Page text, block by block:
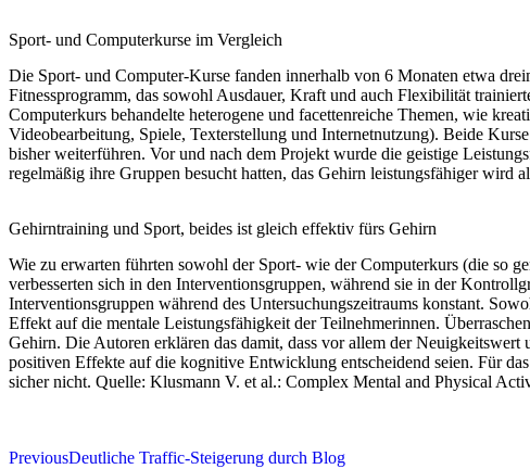
Sport- und Computerkurse im Vergleich
Die Sport- und Computer-Kurse fanden innerhalb von 6 Monaten etwa
Fitnessprogramm, das sowohl Ausdauer, Kraft und auch Flexibilität
Computerkurs behandelte heterogene und facettenreiche Themen, wie
Videobearbeitung, Spiele, Texterstellung und Internetnutzung). Beide
bisher weiterführen. Vor und nach dem Projekt wurde die geistige
regelmäßig ihre Gruppen besucht hatten, das Gehirn leistungsfähiger
Gehirntraining und Sport, beides ist gleich effektiv fürs Gehirn
Wie zu erwarten führten sowohl der Sport- wie der Computerkurs (die so
verbesserten sich in den Interventionsgruppen, während sie in der
Interventionsgruppen während des Untersuchungszeitraums konstant.
Effekt auf die mentale Leistungsfähigkeit der Teilnehmerinnen.
Gehirn. Die Autoren erklären das damit, dass vor allem der
positiven Effekte auf die kognitive Entwicklung entscheidend seien. Für
sicher nicht. Quelle: Klusmann V. et al.: Complex Mental and Physical
PreviousDeutliche Traffic-Steigerung durch Blog